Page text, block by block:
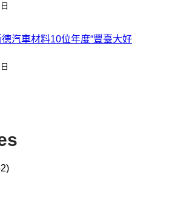
汽車材料10位年度“豐臺大好